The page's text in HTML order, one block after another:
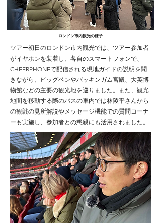
ロンドン市内観光の様子
ツアー初日のロンドン市内観光では、ツアー参加者
がイヤホンを装着し、各自のスマートフォンで、
CHEERPHONEで配信される現地ガイドの説明を聞
きながら、ビッグベンやバッキンガム宮殿、大英博
物館などの主要の観光地を巡りました。また、観光
地間を移動する際のバスの車内では林陵平さんから
の観戦の見所解説やメッセージ機能での質問コーナ
ーも実施し、参加者との懇親にも活用されました。